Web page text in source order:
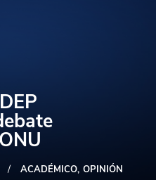
ACADÉMICO OPINIÓN